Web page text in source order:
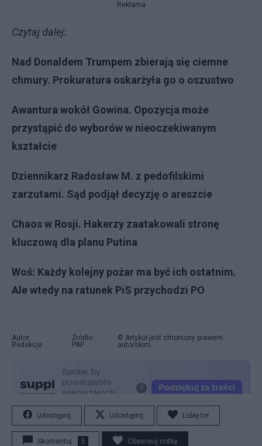
Reklama
Czytaj dalej:
Nad Donaldem Trumpem zbierają się ciemne
chmury. Prokuratura oskarżyła go o oszustwo
Awantura wokół Gowina. Opozycja może
przystąpić do wyborów w nieoczekiwanym
kształcie
Dziennikarz Radosław M. z pedofilskimi
zarzutami. Sąd podjął decyzję o areszcie
Chaos w Rosji. Hakerzy zaatakowali stronę
kluczową dla planu Putina
Woś: Każdy kolejny pożar ma być ich ostatnim.
Ale wtedy na ratunek PiS przychodzi PO
Autor:
Redakcja
Źródło:
PAP
© Artykuł jest chroniony prawem
autorskim.
Udostępnij Udostępnij Lubię to!
Skomentuj 5 Obserwuj notkę